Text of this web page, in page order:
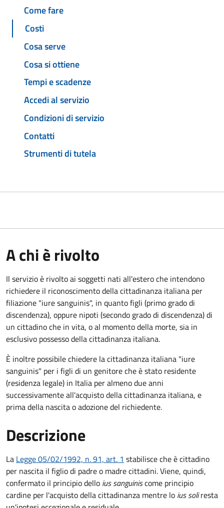
Come fare
Costi
Cosa serve
Cosa si ottiene
Tempi e scadenze
Accedi al servizio
Condizioni di servizio
Contatti
Strumenti di tutela
A chi è rivolto
Il servizio è rivolto ai soggetti nati all'estero che intendono
richiedere il riconoscimento della cittadinanza italiana per
filiazione "iure sanguinis", in quanto figli (primo grado di
discendenza), oppure nipoti (secondo grado di discendenza) di
un cittadino che in vita, o al momento della morte, sia in
esclusivo possesso della cittadinanza italiana.
È inoltre possibile chiedere la cittadinanza italiana "iure
sanguinis" per i figli di un genitore che è stato residente
(residenza legale) in Italia per almeno due anni
successivamente all'acquisto della cittadinanza italiana, e
prima della nascita o adozione del richiedente.
Descrizione
La Legge 05/02/1992, n. 91, art. 1 stabilisce che è cittadino
per nascita il figlio di padre o madre cittadini. Viene, quindi,
confermato il principio dello ius sanguiniscome principio
cardine per l'acquisto della cittadinanza mentre lo ius soliresta